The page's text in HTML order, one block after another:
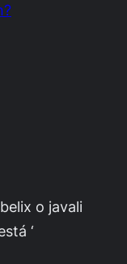
o javali
‘